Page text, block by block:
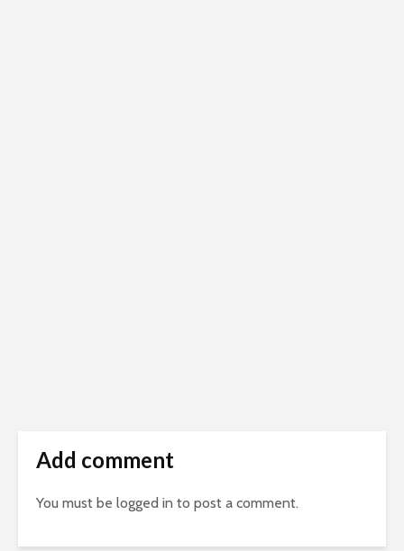
Add comment
You must be logged in to post a comment.